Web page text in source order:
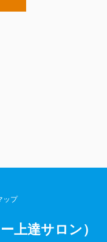
ップ
上達サロン）